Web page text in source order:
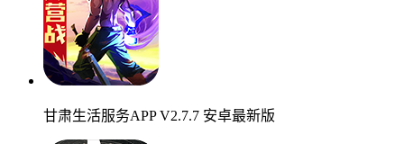
甘肃生活服务APP V2.7.7 安卓最新版